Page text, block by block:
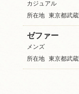
カジュアル
所在地
東京都武
ゼファー
メンズ
所在地
東京都武